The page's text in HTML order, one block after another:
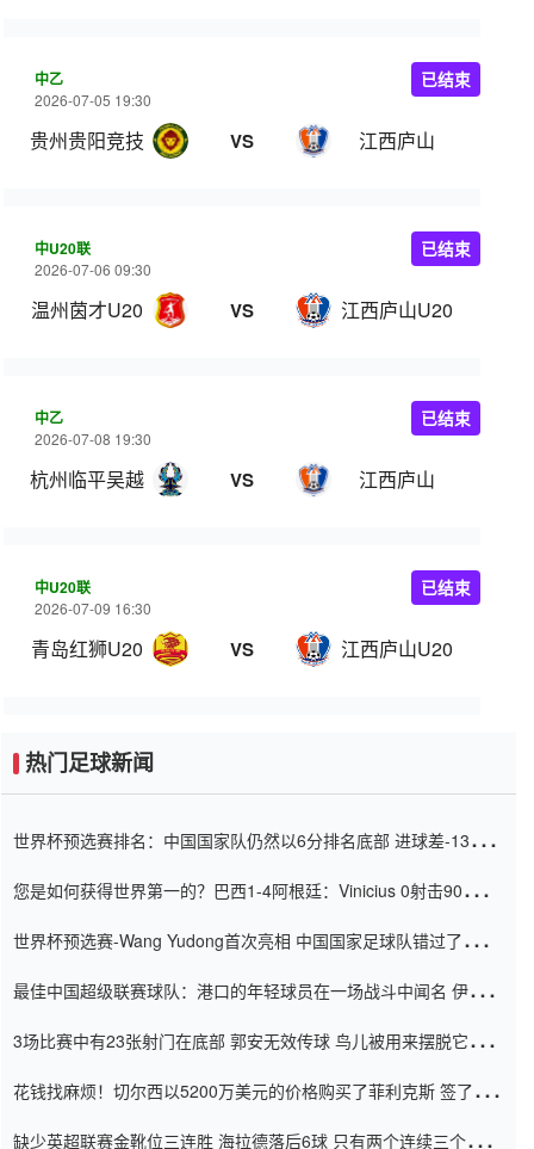
中乙
2026-07-05 19:30
贵州贵阳竞技 VS 江西庐山
已结束
中U20联
2026-07-06 09:30
温州茵才U20 VS 江西庐山U20
已结束
中乙
2026-07-08 19:30
杭州临平吴越 VS 江西庐山
已结束
中U20联
2026-07-09 16:30
青岛红狮U20 VS 江西庐山U20
已结束
热门足球新闻
世界杯预选赛排名：中国国家队仍然以6分排名底部 进球差-13令人
您是如何获得世界第一的？巴西1-4阿根廷：Vinicius 0射击90分钟
世界杯预选赛-Wang Yudong首次亮相 中国国家足球队错过了世界
最佳中国超级联赛球队：港口的年轻球员在一场战斗中闻名 伊万放
3场比赛中有23张射门在底部 郭安无效传球 鸟儿被用来摆脱它
花钱找麻烦！切尔西以5200万美元的价格购买了菲利克斯 签了7年
缺少英超联赛金靴位三连胜 海拉德落后6球 只有两个连续三个连续